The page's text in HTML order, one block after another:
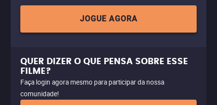
JOGUE AGORA
QUER DIZER O QUE PENSA SOBRE ESSE
FILME?
Faça login agora mesmo para participar da nossa
comunidade!